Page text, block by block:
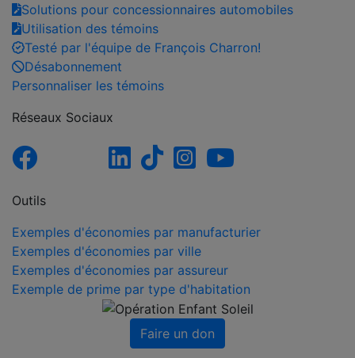
Solutions pour concessionnaires automobiles
Utilisation des témoins
Testé par l'équipe de François Charron!
Désabonnement
Personnaliser les témoins
Réseaux Sociaux
Outils
Exemples d'économies par manufacturier
Exemples d'économies par ville
Exemples d'économies par assureur
Exemple de prime par type d'habitation
Faire un don